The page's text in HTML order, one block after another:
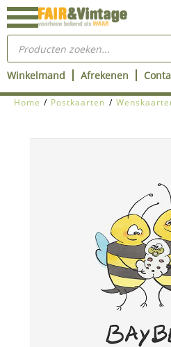
Ga
naar
inhoud
Producten
zoeken
Winkelmand Afrekenen
Home / Postkaarten /